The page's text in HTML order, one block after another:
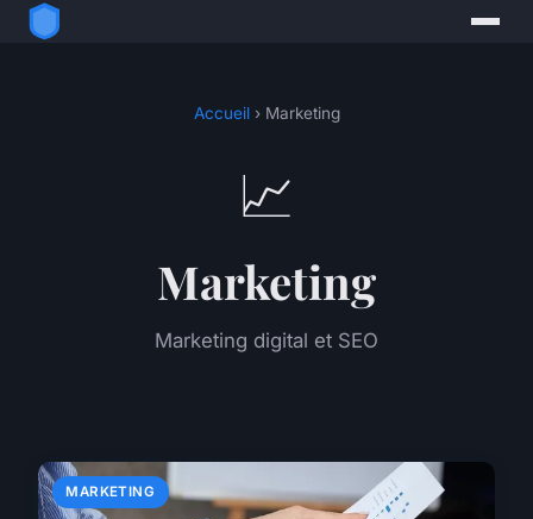
Accueil› Marketing
📈
Marketing
Marketing digital et SEO
MARKETING